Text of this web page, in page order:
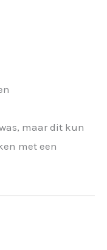
maar dit kun
met een